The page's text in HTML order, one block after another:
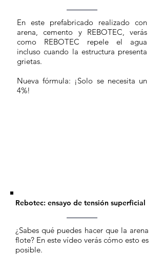
En este prefabricado realizado con
arena, cemento y REBOTEC, verás
como REBOTEC repele el agua
incluso cuando la estructura presenta
grietas.
Nueva fórmula: ¡Solo se necesita un
4%!
Rebotec: ensayo de tensión superficial
¿Sabes qué puedes hacer que la arena
flote? En este vídeo verás cómo esto es
posible.